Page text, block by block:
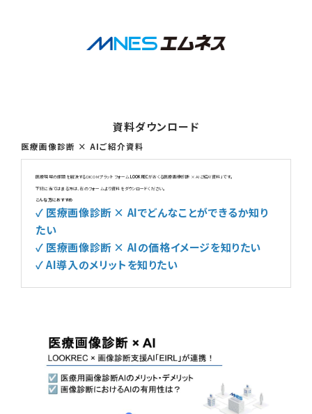
資料ダウンロード
医療画像診断 × AIご紹介資料
医療現場の課題を解決するDICOMプラットフォームLOOKRECがおくる医療画像診断 × AIご紹介資料」です。
下記に当てはまる方は、右のフォームより資料をダウンロードください。
こんな方におすすめ
✓ 医療画像診断 × AIでどんなことができるか知り
たい
✓ 医療画像診断 × AIの価格イメージを知りたい
✓ AI導入のメリットを知りたい